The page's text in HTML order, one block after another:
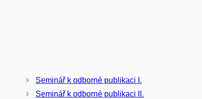
Seminář k odborné publikaci I.
Seminář k odborné publikaci II.